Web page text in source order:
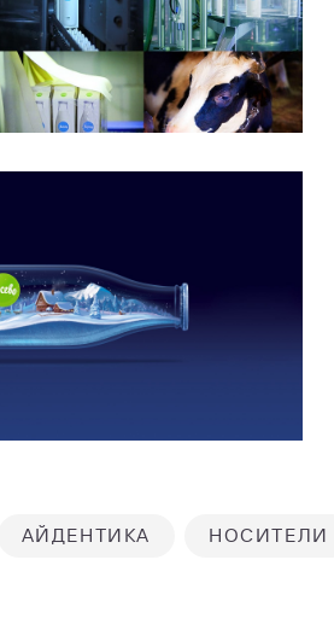
АЙДЕНТИКА НОСИТЕЛИ